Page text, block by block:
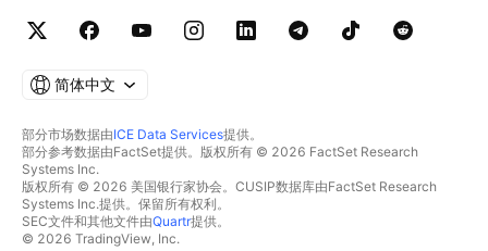
简体中文
部分市场数据由ICE Data Services提供。
部分参考数据由FactSet提供。版权所有 © 2026 FactSet Research
Systems Inc.
版权所有 © 2026 美国银行家协会。CUSIP数据库由FactSet Research
Systems Inc.提供。保留所有权利。
SEC文件和其他文件由Quartr提供。
© 2026 TradingView, Inc.